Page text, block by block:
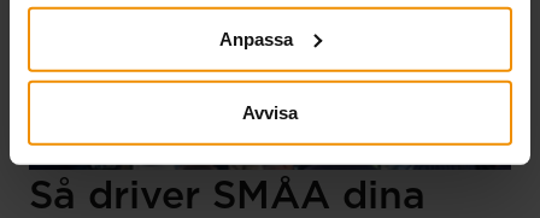
Anpassa
Avvisa
Så driver SMÅA dina